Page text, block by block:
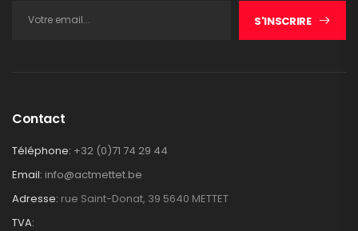
S'INSCRIRE
Contact
Téléphone: +32 (0)71 74 29 44
Email: info@actmettet.be
Adresse: rue Saint-Donat, 39 5640 METTET
TVA: